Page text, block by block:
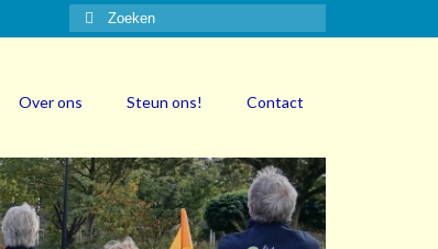
Zoeken
naar:
Over ons Steun ons! Contact